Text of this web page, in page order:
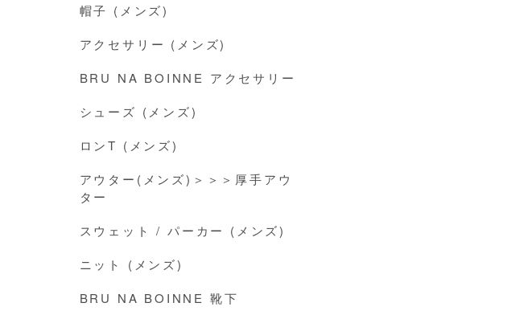
帽子 (メンズ)
アクセサリー (メンズ)
BRU NA BOINNE アクセサリー
シューズ (メンズ)
ロンT (メンズ)
アウター(メンズ)＞＞＞厚手アウ
ター
スウェット / パーカー (メンズ)
ニット (メンズ)
BRU NA BOINNE 靴下